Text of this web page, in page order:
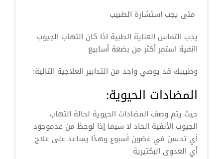
متى يجب استشارة الطبيب
يجب التماس العناية الطبية اذا كان التهاب الجيوب
اانفية استمر أكثر من بضعة أسابيع
وطبيبك قد يوصي واحد من التدابير العلاجية التالية:
المضادات الحيوية:
حيث يتم وصف المضادات الحيوية لحالة التهاب
الجيوب الأنفية الحاد لا سيما إذا لوحظ من عدموجود
أي تحسن في غضون أسبوع وهذا يساعد على علاج
أي العدوى البكتيرية